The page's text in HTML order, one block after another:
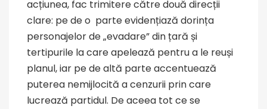
acțiunea, fac trimitere către două direcții
clare: pe de o parte evidențiază dorința
personajelor de „evadare” din țară și
tertipurile la care apelează pentru a le reuși
planul, iar pe de altă parte accentuează
puterea nemijlocită a cenzurii prin care
lucrează partidul. De aceea tot ce se